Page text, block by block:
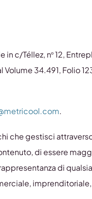
c/Téllez, nº 12,
34.491, Folio
.
che gestisci
di essere
di